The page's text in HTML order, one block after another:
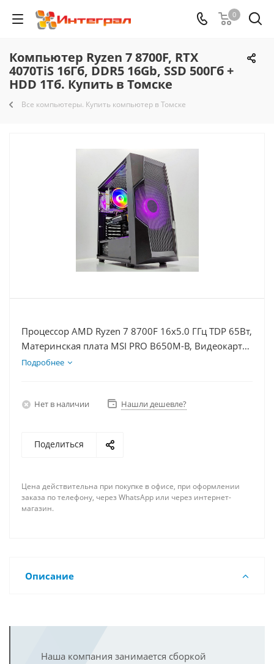
0
Компьютер Ryzen 7 8700F, RTX
4070TiS 16Гб, DDR5 16Gb, SSD 500Гб +
HDD 1Тб. Купить в Томске
Все компьютеры. Купить компьютер в Томске
Процессор AMD Ryzen 7 8700F 16x5.0 ГГц TDP 65Вт,
Материнская плата MSI PRO B650M-B, Видеокарта
RTX 4070TiS 16Гб, Память DDR5 16Gb, Диски
Подробнее
Нет в наличии Нашли дешевле?
Поделиться
Цена действительна при покупке в офисе, при оформлении
заказа по телефону, через WhatsApp или через интернет-
магазин.
Описание
Наша компания занимается сборкой